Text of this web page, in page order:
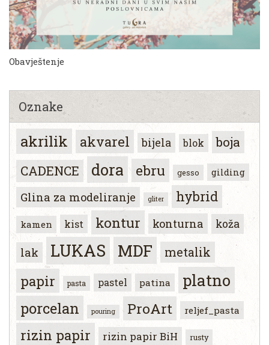
Obavještenje
Oznake
akrilik akvarel bijela blok
boja
CADENCE
dora ebru gesso gilding
Glina za modeliranje gliter hybrid
kamen kist kontur konturna koža
lak LUKAS MDF metalik
papir pasta pastel patina platno
porcelan pouring ProArt reljef_pasta
rizin papir rizin papir BiH rusty